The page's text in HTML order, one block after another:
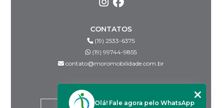
CONTATOS
(19) 2533-6375
(19) 99744-9855
contato@moromobilidade.com.br
HOME
Olá! Fale agora pelo WhatsApp